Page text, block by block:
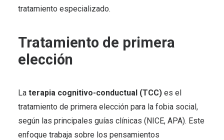
tratamiento especializado.
Tratamiento de primera
elección
La terapia cognitivo-conductual (TCC) es el
tratamiento de primera elección para la fobia social,
según las principales guías clínicas (NICE, APA). Este
enfoque trabaja sobre los pensamientos